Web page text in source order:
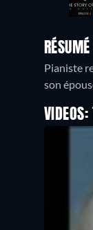
RÉSUMÉ
Pianiste
son
VIDEOS: